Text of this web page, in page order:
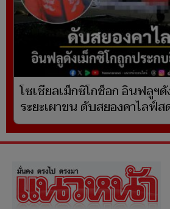
โซเชียลเม็กซิโกช็อก อินฟลูฯ
ระยะเผาขน ดับสยองคาไลฟ์ส